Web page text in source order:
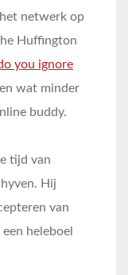
netwerk op
Huffington
you ignore
wat minder
buddy.
tijd van
Hij
van
heleboel